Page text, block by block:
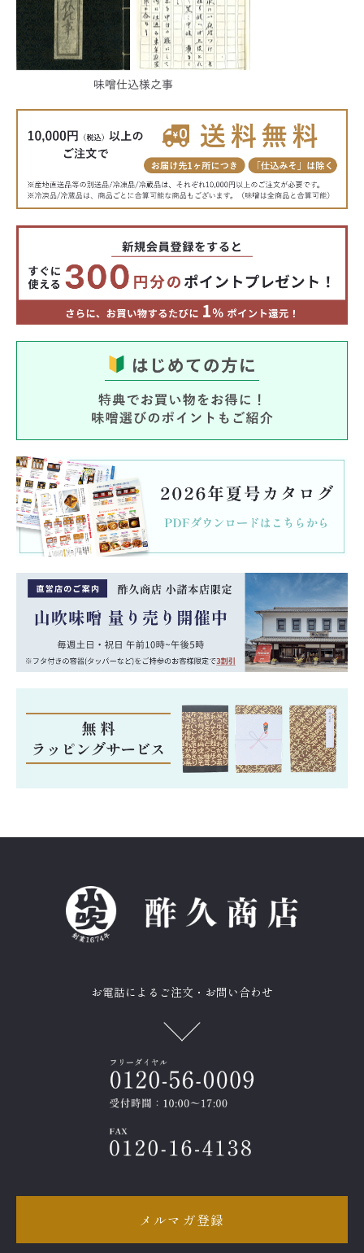
お電話によるご注文・お問い合わせ
メルマガ登録